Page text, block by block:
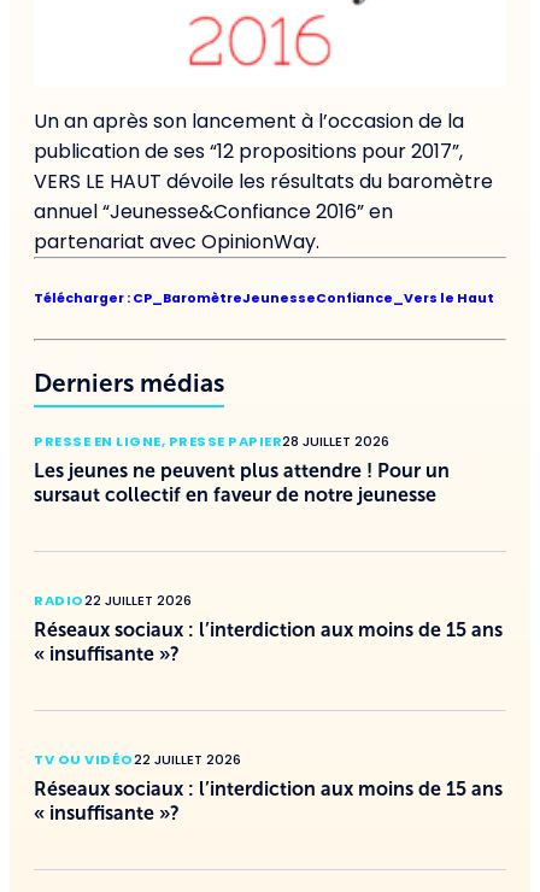
Un an après son lancement à l’occasion de la
publication de ses “12 propositions pour 2017”,
VERS LE HAUT dévoile les résultats du baromètre
annuel “Jeunesse&Confiance 2016” en
partenariat avec OpinionWay.
Télécharger : CP_BaromètreJeunesseConfiance_Vers le Haut
Derniers médias
PRESSE EN LIGNE, PRESSE PAPIER28 JUILLET 2026
Les jeunes ne peuvent plus attendre ! Pour un
sursaut collectif en faveur de notre jeunesse
RADIO22 JUILLET 2026
Réseaux sociaux : l’interdiction aux moins de 15 ans
« insuffisante »?
TV OU VIDÉO22 JUILLET 2026
Réseaux sociaux : l’interdiction aux moins de 15 ans
« insuffisante »?